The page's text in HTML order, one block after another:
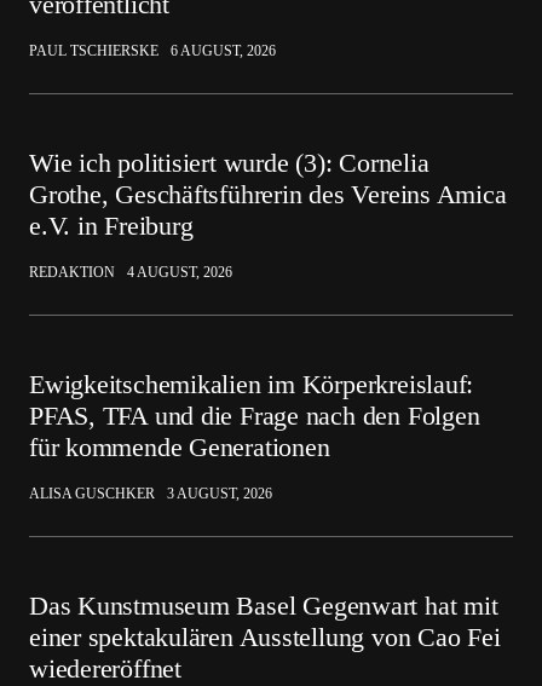
PAUL TSCHIERSKE 6 AUGUST, 2026
Wie ich politisiert wurde (3): Cornelia
Grothe, Geschäftsführerin des Vereins Amica
e.V. in Freiburg
REDAKTION 4 AUGUST, 2026
Ewigkeitschemikalien im Körperkreislauf:
PFAS, TFA und die Frage nach den Folgen
für kommende Generationen
ALISA GUSCHKER 3 AUGUST, 2026
Das Kunstmuseum Basel Gegenwart hat mit
einer spektakulären Ausstellung von Cao Fei
wiedereröffnet